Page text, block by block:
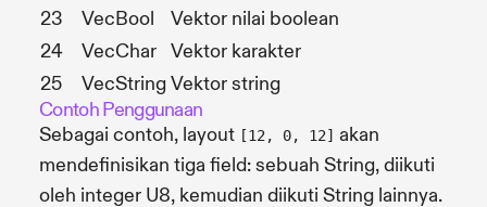
23
VecBool
Vektor nilai boolean
24
VecChar Vektor karakter
25
VecStringVektor string
Contoh Penggunaan
Sebagai contoh, layout [12, 0, 12] akan
mendefinisikan tiga field: sebuah String, diikuti
oleh integer U8, kemudian diikuti String lainnya.